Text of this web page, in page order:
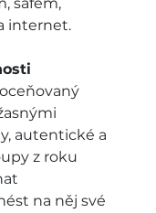
safem,
internet.
autentické a
z roku
na něj své